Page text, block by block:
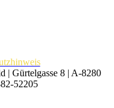
| Gürtelgasse 8 | A-8280
52205